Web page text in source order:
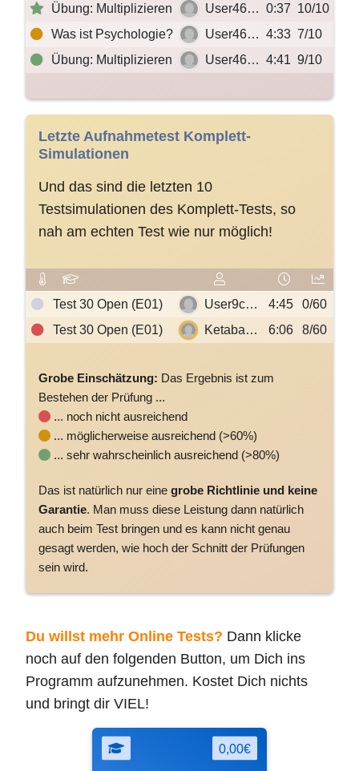
Übung: Multiplizieren
User46… 0:37 10/10
Was ist Psychologie?
User46… 4:33 7/10
Übung: Multiplizieren
User46… 4:41 9/10
Letzte Aufnahmetest Komplett-
Simulationen
Und das sind die letzten 10
Testsimulationen des Komplett-Tests, so
nah am echten Test wie nur möglich!
Test 30 Open (E01) User9c… 4:45
0/60
Test 30 Open (E01)
Ketaba… 6:06 8/60
Grobe Einschätzung: Das Ergebnis ist zum
Bestehen der Prüfung ...
... noch nicht ausreichend
... möglicherweise ausreichend (>60%)
... sehr wahrscheinlich ausreichend (>80%)
Das ist natürlich nur eine grobe Richtlinie und keine
Garantie. Man muss diese Leistung dann natürlich
auch beim Test bringen und es kann nicht genau
gesagt werden, wie hoch der Schnitt der Prüfungen
sein wird.
Du willst mehr Online Tests? Dann klicke
noch auf den folgenden Button, um Dich ins
Programm aufzunehmen. Kostet Dich nichts
und bringt dir VIEL!
0,00€